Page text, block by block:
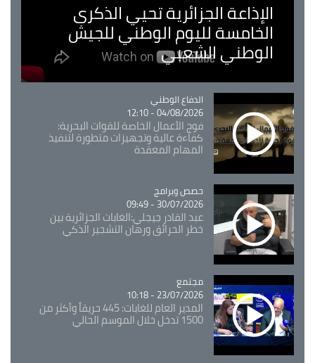
الإذاعة الجزائرية تحيي الذكرى
الخامسة لليوم الوطني للجيش
الوطني الشعبي
Catégorie
الدفاع الوطني
04/08/2026 - 12:10
فوج الأعمال الخاصة للقوات البحرية:
كفاءة عالية وتجهيزات متطورة لتنفيذ
المهام المعقدة
Catégorie
حصص وبرامج
30/07/2026 - 09:49
عبد القادر جيجلي:الغابات الجزائرية بين
خطر الحرائق ورهان التشجير الذكي
Catégorie
مجتمع
23/07/2026 - 10:18
المدير العام للغابات: 445 حريقاً وأكثر من
1500 تدخل خلال الموسم الحالي